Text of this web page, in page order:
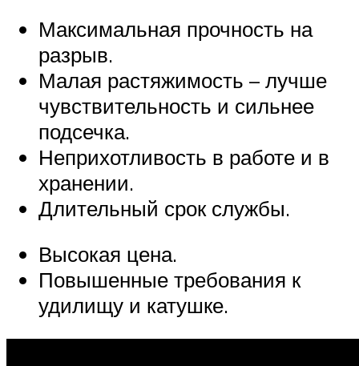
Максимальная прочность на
разрыв.
Малая растяжимость – лучше
чувствительность и сильнее
подсечка.
Неприхотливость в работе и в
хранении.
Длительный срок службы.
Высокая цена.
Повышенные требования к
удилищу и катушке.